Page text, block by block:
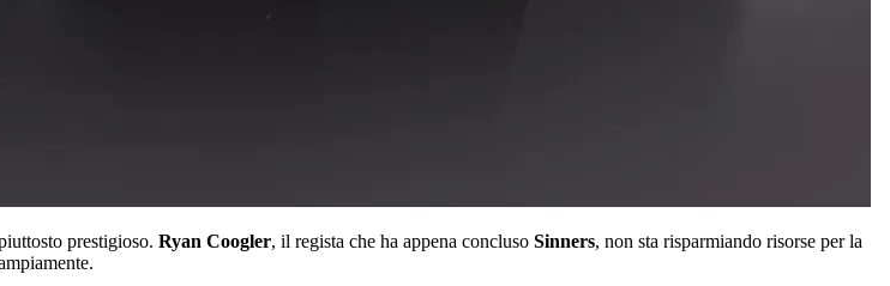
prestigioso. Ryan Coogler, il regista che ha appena concluso Sinners, non sta risparmiando risorse per la